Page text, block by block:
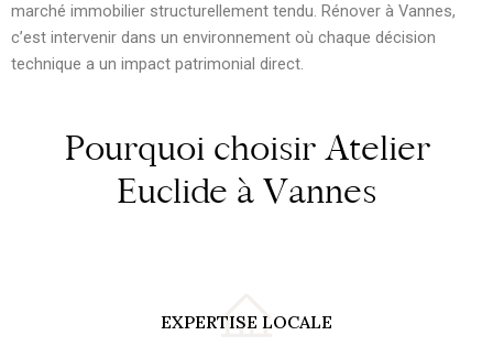
marché immobilier structurellement tendu. Rénover à Vannes,
c’est intervenir dans un environnement où chaque décision
technique a un impact patrimonial direct.
Pourquoi choisir Atelier
Euclide à Vannes
EXPERTISE LOCALE